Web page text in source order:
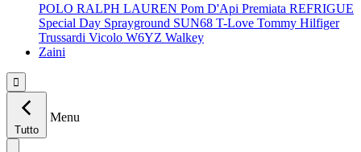
POLO RALPH LAUREN Pom D'Api Premiata REFRIGUE
Special Day Sprayground SUN68 T-Love Tommy Hilfiger
Trussardi Vicolo W6YZ Walkey
Zaini

Tutto
Menu